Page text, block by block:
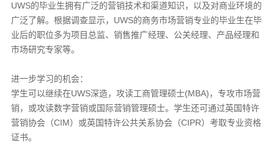
UWS的毕业生拥有广泛的营销技术和渠道知识，以及对商业环境的
广泛了解。根据调查显示，UWS的商务市场营销专业的毕业生在毕
业后的职位多为项目总监、销售推广经理、公关经理、产品经理和
市场研究专家等。
进一步学习的机会：
学生可以继续在UWS深造，攻读工商管理硕士(MBA)，专攻市场营
销，或攻读数字营销或国际营销管理硕士。学生还可通过英国特许
营销协会（CIM）或英国特许公共关系协会（CIPR）考取专业资格
证书。